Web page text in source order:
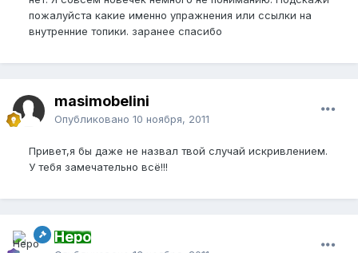
пожалуйста какие именно упражнения или ссылки на
внутренние топики. заранее спасибо
masimobelini
Опубликовано 10 ноября, 2011
Привет,я бы даже не назвал твой случай искривлением.
У тебя замечательно всё!!!
Неро